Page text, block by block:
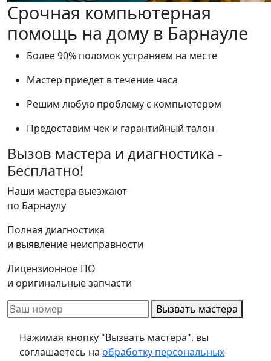
Срочная компьютерная
помощь на дому в Барнауле
Более 90% поломок устраняем на месте
Мастер приедет в течение часа
Решим любую проблему с компьютером
Предоставим чек и гарантийный талон
Вызов мастера и диагностика -
Бесплатно!
Наши мастера выезжают
по Барнаулу
Полная диагностика
и выявление неисправности
Лицензионное ПО
и оригинальные запчасти
Вызвать мастера
Нажимая кнопку "Вызвать мастера", вы
соглашаетесь на обработку персональных